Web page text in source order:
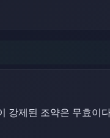
강제된 조약은 무효이